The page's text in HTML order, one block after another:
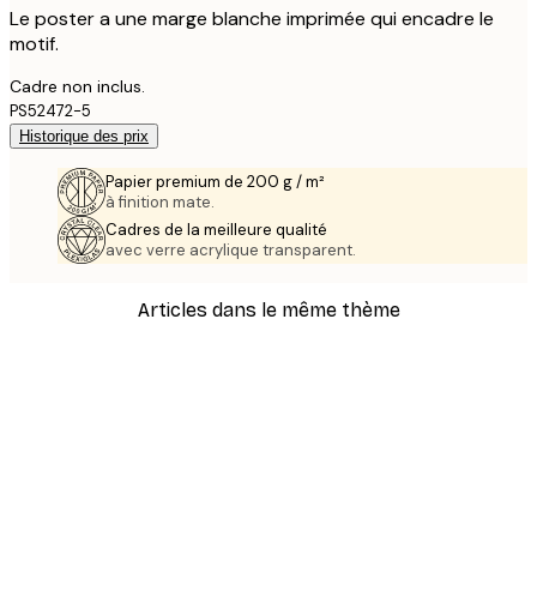
Le poster a une marge blanche imprimée qui encadre le
motif.
Cadre non inclus.
PS52472-5
Historique des prix
Papier premium de 200 g / m²
à finition mate.
Cadres de la meilleure qualité
avec verre acrylique transparent.
Articles dans le même thème